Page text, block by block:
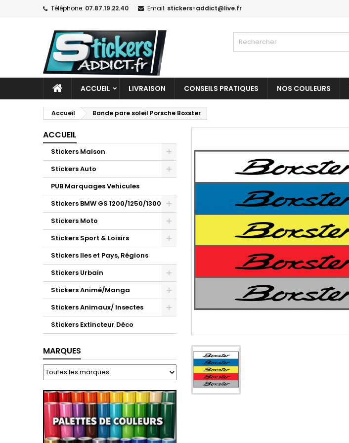
Téléphone: 07.87.19.22.40 Email: stickers-addict@live.fr
ACCUEIL LIVRAISON CONSEILS PRATIQUES NOS COULEURS
Accueil Bande pare soleil Porsche Boxster
ACCUEIL
Stickers Maison
Stickers Auto
PUB Marquages Vehicules
Stickers BMW GS 1200/1250/1300
Stickers Moto
Stickers Sport & Loisirs
Stickers Iles et Pays, Régions
Stickers Urbain
Stickers Animé/Manga
Stickers Animaux/ Insectes
Stickers Extincteur Déco
MARQUES